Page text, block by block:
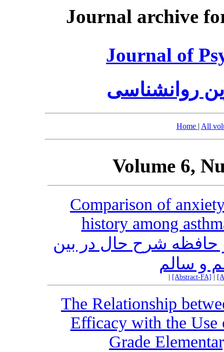
Journal archive
Journal of
روانشناسی
Home | All
Volume 6,
Comparison of
history among
شرح حال در بین
و سالم
[Abstract-FA]
The Relationship
Efficacy with the
Grade